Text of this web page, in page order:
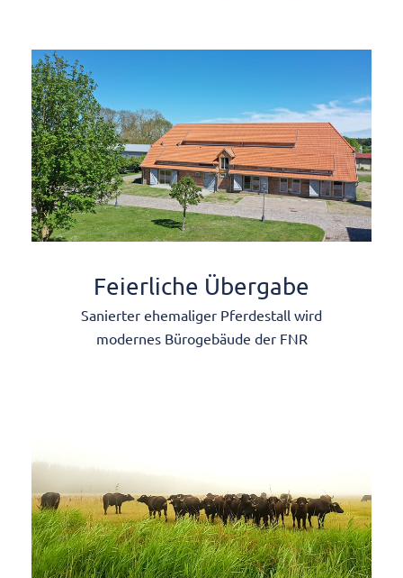
Feierliche Übergabe
Sanierter ehemaliger Pferdestall wird
modernes Bürogebäude der FNR